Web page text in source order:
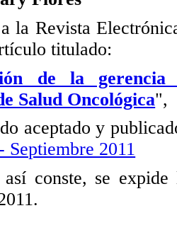
la Revista
titulado:
de la
Salud Oncológica",
aceptado y
Septiembre 2011
conste, se